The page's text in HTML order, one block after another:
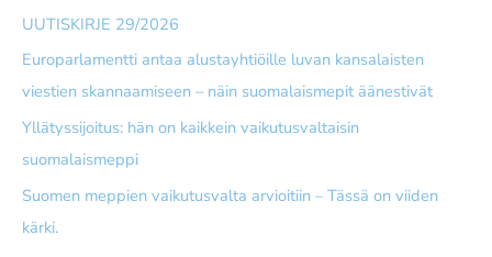
UUTISKIRJE 29/2026
Europarlamentti antaa alusta­yhtiöille luvan kansalaisten
viestien skannaamiseen – näin suomalais­mepit äänestivät
Yllätyssijoitus: hän on kaikkein vaikutusvaltaisin
suomalaismeppi
Suomen meppien vaikutusvalta arvioitiin – Tässä on viiden
kärki.